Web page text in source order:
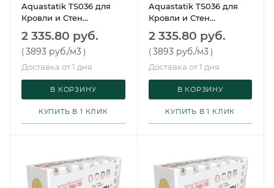
Aquastatik TS036 для
Кровли и Стен
1230х610х100 (8 плит,
6м2, 0,6м3, 32 упак/пал)
2 335.80 руб.
(3893 руб./м3 )
Доставка от 1 дня
В КОРЗИНУ
КУПИТЬ В 1 КЛИК
Aquastatik TS036 для
Кровли и Стен
1230х610х50 (16 пл, 12м2,
0,6м3, 32 уп/пал)
2 335.80 руб.
(3893 руб./м3 )
Доставка от 1 дня
В КОРЗИНУ
КУПИТЬ В 1 КЛИК